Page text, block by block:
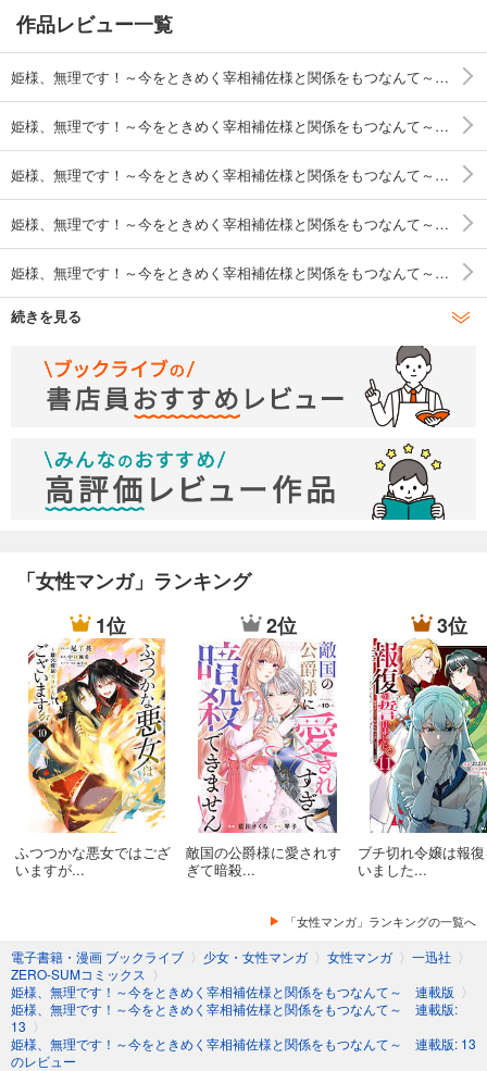
作品レビュー一覧
姫様、無理です！～今をときめく宰相補佐様と関係をもつなんて～ 連載版: 1
姫様、無理です！～今をときめく宰相補佐様と関係をもつなんて～ 連載版: 2
姫様、無理です！～今をときめく宰相補佐様と関係をもつなんて～ 連載版: 3
姫様、無理です！～今をときめく宰相補佐様と関係をもつなんて～ 連載版: 4
姫様、無理です！～今をときめく宰相補佐様と関係をもつなんて～ 連載版: 5
姫様、無理です！～今をときめく宰相補佐様と関係をもつなんて～ 連載版: 8
姫様、無理です！～今をときめく宰相補佐様と関係をもつなんて～ 連載版: 9
姫様、無理です！～今をときめく宰相補佐様と関係をもつなんて～ 連載版: 10
姫様、無理です！～今をときめく宰相補佐様と関係をもつなんて～ 連載版: 12
姫様、無理です！～今をときめく宰相補佐様と関係をもつなんて～ 連載版: 13
姫様、無理です！～今をときめく宰相補佐様と関係をもつなんて～ 連載版: 14
姫様、無理です！～今をときめく宰相補佐様と関係をもつなんて～ 連載版: 15
姫様、無理です！～今をときめく宰相補佐様と関係をもつなんて～ 連載版: 16
姫様、無理です！～今をときめく宰相補佐様と関係をもつなんて～ 連載版: 17
姫様、無理です！～今をときめく宰相補佐様と関係をもつなんて～ 連載版: 19
姫様、無理です！～今をときめく宰相補佐様と関係をもつなんて～ 連載版: 20
姫様、無理です！～今をときめく宰相補佐様と関係をもつなんて～ 連載版: 21
続きを見る
「女性マンガ」ランキング
1位
ふつつかな悪女ではござ
いますが...
2位
敵国の公爵様に愛されす
ぎて暗殺...
3位
ブチ切れ令嬢は報
いました...
「女性マンガ」ランキングの一覧へ
電子書籍・漫画 ブックライブ 〉 少女・女性マンガ 〉 女性マンガ 〉 一迅社 〉
ZERO-SUMコミックス 〉
姫様、無理です！～今をときめく宰相補佐様と関係をもつなんて～ 連載版 〉
姫様、無理です！～今をときめく宰相補佐様と関係をもつなんて～ 連載版:
13 〉
姫様、無理です！～今をときめく宰相補佐様と関係をもつなんて～ 連載版: 13
のレビュー